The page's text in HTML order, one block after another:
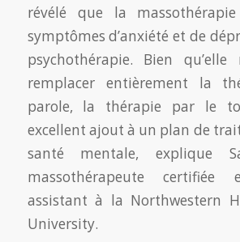
révélé que la
symptômes d’anxiété et de
psychothérapie. Bien
remplacer entièrement la
parole, la thérapie par le
excellent ajout à un plan de
santé mentale, explique
massothérapeute certifiée
assistant à la Northwestern
University.